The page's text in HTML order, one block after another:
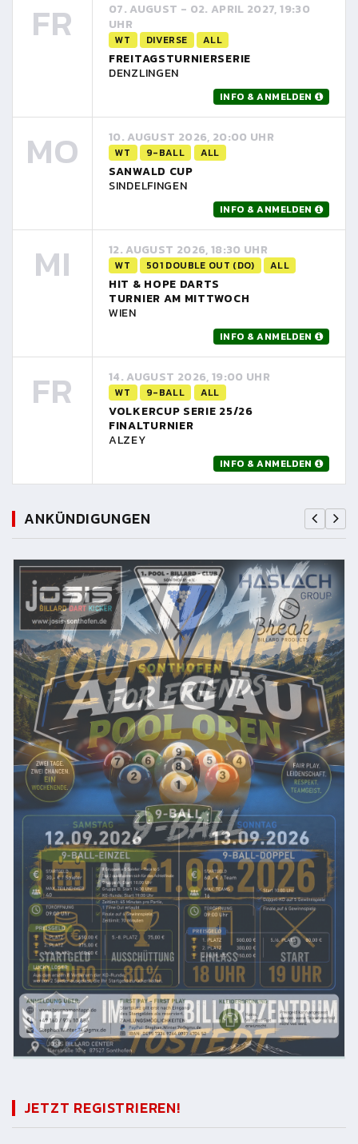
FR
07. AUGUST - 02. APRIL 2027, 19:30
UHR
WT DIVERSE ALL
FREITAGSTURNIERSERIE
DENZLINGEN
INFO & ANMELDEN
MO 10. AUGUST 2026, 20:00 UHR
WT 9-BALL ALL
SANWALD CUP
SINDELFINGEN
INFO & ANMELDEN
MI 12. AUGUST 2026, 18:30 UHR
WT 501 DOUBLE OUT (DO) ALL
HIT & HOPE DARTS
TURNIER AM MITTWOCH
WIEN
INFO & ANMELDEN
FR 14. AUGUST 2026, 19:00 UHR
WT 9-BALL ALL
VOLKERCUP SERIE 25/26
FINALTURNIER
ALZEY
INFO & ANMELDEN
ANKÜNDIGUNGEN
JETZT REGISTRIEREN!